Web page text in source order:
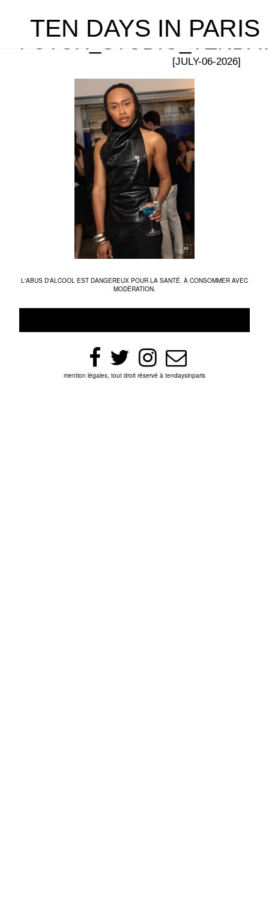
TEN DAYS IN PARIS
[JULY-06-2026]
L'ABUS D'ALCOOL EST DANGEREUX POUR LA SANTÉ. À CONSOMMER AVEC
MODÉRATION.
mention légales, tout droit réservé à tendaysinparis